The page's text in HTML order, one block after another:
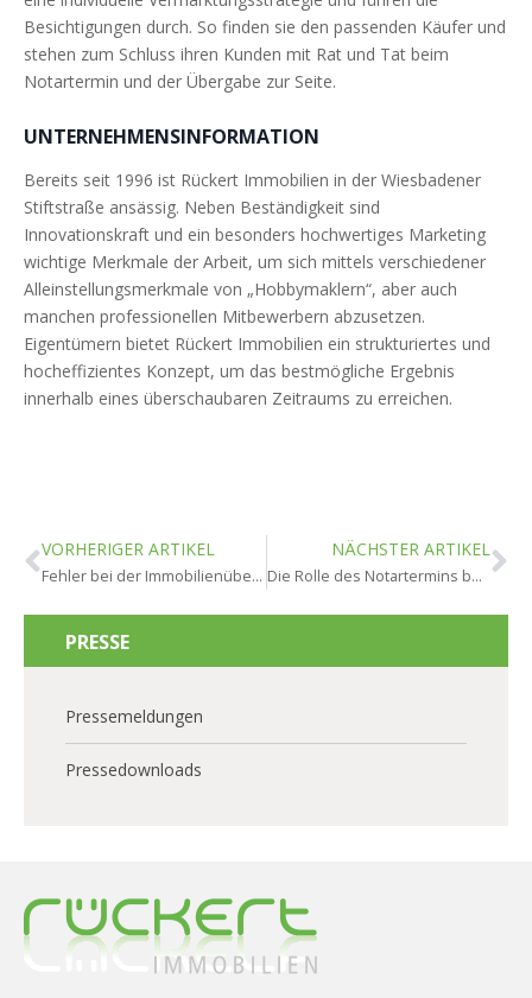
Besichtigungen durch. So finden sie den passenden Käufer und
stehen zum Schluss ihren Kunden mit Rat und Tat beim
Notartermin und der Übergabe zur Seite.
UNTERNEHMENSINFORMATION
Bereits seit 1996 ist Rückert Immobilien in der Wiesbadener
Stiftstraße ansässig. Neben Beständigkeit sind
Innovationskraft und ein besonders hochwertiges Marketing
wichtige Merkmale der Arbeit, um sich mittels verschiedener
Alleinstellungsmerkmale von „Hobbymaklern“, aber auch
manchen professionellen Mitbewerbern abzusetzen.
Eigentümern bietet Rückert Immobilien ein strukturiertes und
hocheffizientes Konzept, um das bestmögliche Ergebnis
innerhalb eines überschaubaren Zeitraums zu erreichen.
VORHERIGER ARTIKEL
Fehler bei der Immobilienübergabe vermeiden
NÄCHSTER ARTIKEL
Die Rolle des Notartermins beim Immobilienverkauf
PRESSE
Pressemeldungen
Pressedownloads